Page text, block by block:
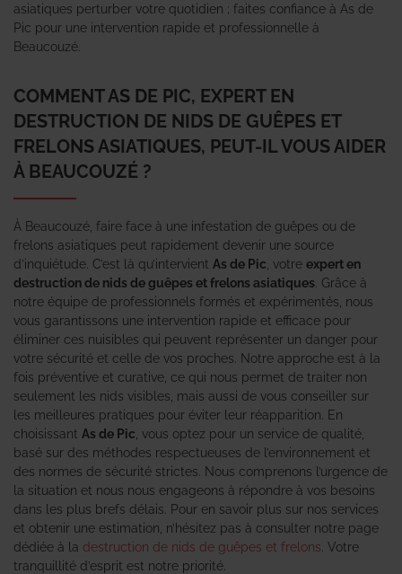
asiatiques perturber votre quotidien ; faites confiance à As de
Pic pour une intervention rapide et professionnelle à
Beaucouzé.
COMMENT AS DE PIC, EXPERT EN
DESTRUCTION DE NIDS DE GUÊPES ET
FRELONS ASIATIQUES, PEUT-IL VOUS AIDER
À BEAUCOUZÉ ?
À Beaucouzé, faire face à une infestation de guêpes ou de
frelons asiatiques peut rapidement devenir une source
d’inquiétude. C’est là qu’intervient As de Pic , votre expert en
destruction de nids de guêpes et frelons asiatiques . Grâce à
notre équipe de professionnels formés et expérimentés, nous
vous garantissons une intervention rapide et efficace pour
éliminer ces nuisibles qui peuvent représenter un danger pour
votre sécurité et celle de vos proches. Notre approche est à la
fois préventive et curative, ce qui nous permet de traiter non
seulement les nids visibles, mais aussi de vous conseiller sur
les meilleures pratiques pour éviter leur réapparition. En
choisissant As de Pic , vous optez pour un service de qualité,
basé sur des méthodes respectueuses de l’environnement et
des normes de sécurité strictes. Nous comprenons l’urgence de
la situation et nous nous engageons à répondre à vos besoins
dans les plus brefs délais. Pour en savoir plus sur nos services
et obtenir une estimation, n’hésitez pas à consulter notre page
dédiée à la destruction de nids de guêpes et frelons . Votre
tranquillité d’esprit est notre priorité.